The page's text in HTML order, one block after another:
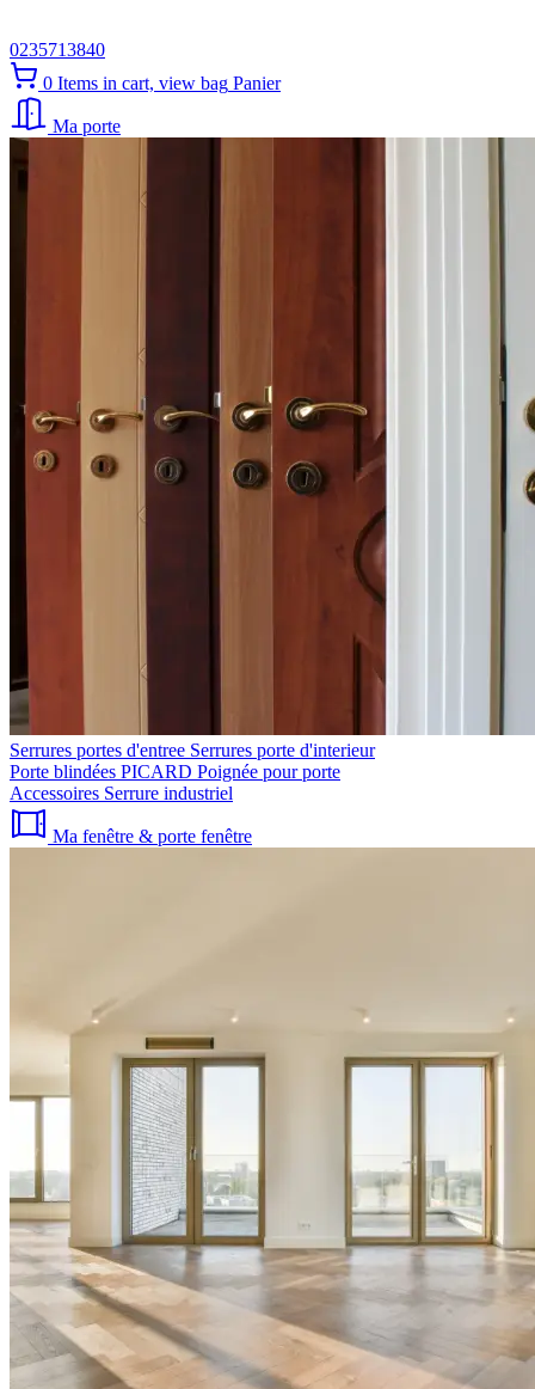
0235713840
0 Items in cart, view bag Panier
Ma porte
Serrures portes d'entree Serrures porte d'interieur
Porte blindées PICARD Poignée pour porte
Accessoires Serrure industriel
Ma fenêtre & porte fenêtre